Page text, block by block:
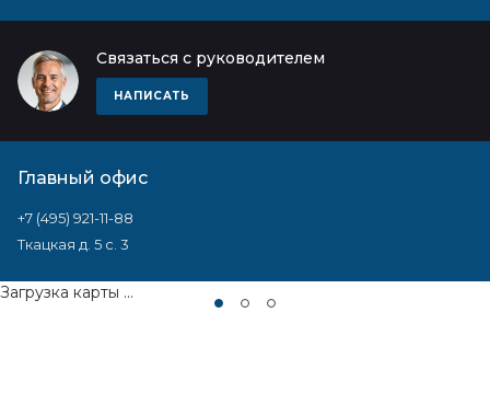
Связаться с руководителем
НАПИСАТЬ
Главный офис
+7 (495) 921-11-88
Ткацкая д. 5 с. 3
Загрузка карты ...